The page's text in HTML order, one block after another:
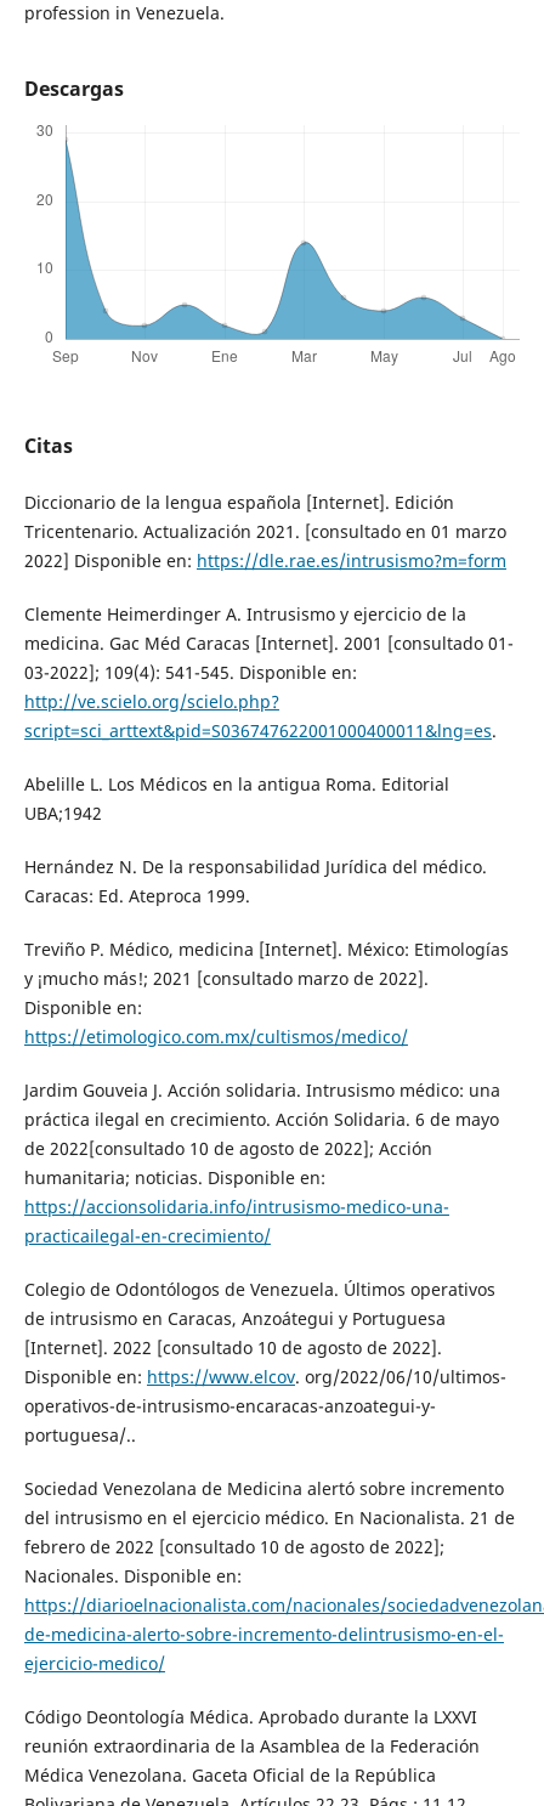
profession in Venezuela.
Descargas
Citas
Diccionario de la lengua española [Internet]. Edición
Tricentenario. Actualización 2021. [consultado en 01 marzo
2022] Disponible en: https://dle.rae.es/intrusismo?m=form
Clemente Heimerdinger A. Intrusismo y ejercicio de la
medicina. Gac Méd Caracas [Internet]. 2001 [consultado 01-
03-2022]; 109(4): 541-545. Disponible en:
http://ve.scielo.org/scielo.php?
script=sci_arttext&pid=S036747622001000400011&lng=es.
Abelille L. Los Médicos en la antigua Roma. Editorial
UBA;1942
Hernández N. De la responsabilidad Jurídica del médico.
Caracas: Ed. Ateproca 1999.
Treviño P. Médico, medicina [Internet]. México: Etimologías
y ¡mucho más!; 2021 [consultado marzo de 2022].
Disponible en:
https://etimologico.com.mx/cultismos/medico/
Jardim Gouveia J. Acción solidaria. Intrusismo médico: una
práctica ilegal en crecimiento. Acción Solidaria. 6 de mayo
de 2022[consultado 10 de agosto de 2022]; Acción
humanitaria; noticias. Disponible en:
https://accionsolidaria.info/intrusismo-medico-una-
practicailegal-en-crecimiento/
Colegio de Odontólogos de Venezuela. Últimos operativos
de intrusismo en Caracas, Anzoátegui y Portuguesa
[Internet]. 2022 [consultado 10 de agosto de 2022].
Disponible en: https://www.elcov. org/2022/06/10/ultimos-
operativos-de-intrusismo-encaracas-anzoategui-y-
portuguesa/..
Sociedad Venezolana de Medicina alertó sobre incremento
del intrusismo en el ejercicio médico. En Nacionalista. 21 de
febrero de 2022 [consultado 10 de agosto de 2022];
Nacionales. Disponible en:
https://diarioelnacionalista.com/nacionales/
de-medicina-alerto-sobre-incremento-delintrusismo-en-el-
ejercicio-medico/
Código Deontología Médica. Aprobado durante la LXXVI
reunión extraordinaria de la Asamblea de la Federación
Médica Venezolana. Gaceta Oficial de la República